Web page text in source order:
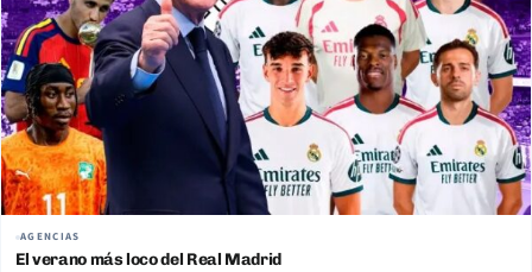
AGENCIAS
El verano más loco del Real Madrid